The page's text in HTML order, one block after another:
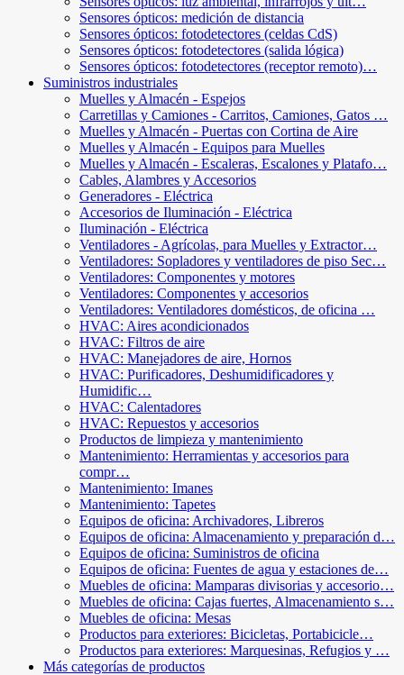
Sensores ópticos: medición de distancia
Sensores ópticos: fotodetectores (celdas CdS)
Sensores ópticos: fotodetectores (salida lógica)
Sensores ópticos: fotodetectores (receptor remoto)…
Suministros industriales
Muelles y Almacén - Espejos
Carretillas y Camiones - Carritos, Camiones, Gatos …
Muelles y Almacén - Puertas con Cortina de Aire
Muelles y Almacén - Equipos para Muelles
Muelles y Almacén - Escaleras, Escalones y Platafo…
Cables, Alambres y Accesorios
Generadores - Eléctrica
Accesorios de Iluminación - Eléctrica
Iluminación - Eléctrica
Ventiladores - Agrícolas, para Muelles y Extractor…
Ventiladores: Sopladores y ventiladores de piso Sec…
Ventiladores: Componentes y motores
Ventiladores: Componentes y accesorios
Ventiladores: Ventiladores domésticos, de oficina …
HVAC: Aires acondicionados
HVAC: Filtros de aire
HVAC: Manejadores de aire, Hornos
HVAC: Purificadores, Deshumidificadores y
Humidific…
HVAC: Calentadores
HVAC: Repuestos y accesorios
Productos de limpieza y mantenimiento
Mantenimiento: Herramientas y accesorios para
compr…
Mantenimiento: Imanes
Mantenimiento: Tapetes
Equipos de oficina: Archivadores, Libreros
Equipos de oficina: Almacenamiento y preparación d…
Equipos de oficina: Suministros de oficina
Equipos de oficina: Fuentes de agua y estaciones de…
Muebles de oficina: Mamparas divisorias y accesorio…
Muebles de oficina: Cajas fuertes, Almacenamiento s…
Muebles de oficina: Mesas
Productos para exteriores: Bicicletas, Portabicicle…
Productos para exteriores: Marquesinas, Refugios y …
Más categorías de productos